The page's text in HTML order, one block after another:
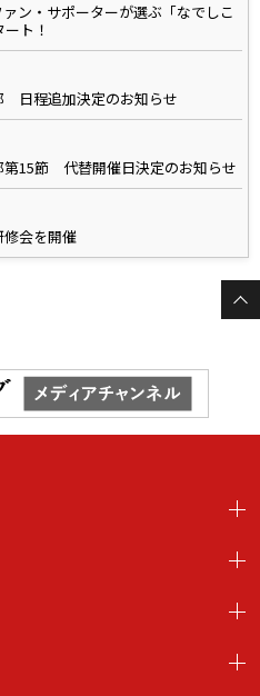
ン・サポーターが選ぶ「なでしこ
ト！
日程追加決定のお知らせ
第15節 代替開催日決定のお知らせ
会を開催